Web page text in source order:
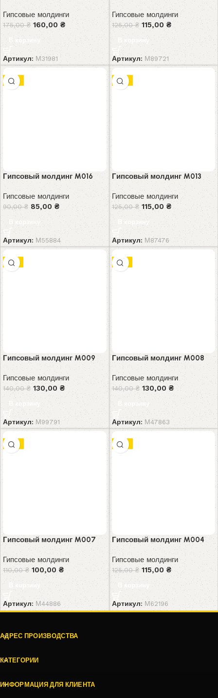
Гипсовые молдинги
175,00₴ 160,00₴
В корзину
Артикул: М31981
Гипсовые молдинги
125,00₴ 115,00₴
В корзину
Артикул: М89721
-6%
Гипсовый молдинг M016
Гипсовые молдинги
90,00₴ 85,00₴
В корзину
Артикул:М55884
-8%
Гипсовый молдинг M013
Гипсовые молдинги
125,00₴ 115,00 ₴
В корзину
Артикул: М87476
-7%
Гипсовый молдинг M009
Гипсовые молдинги
140,00₴ 130,00₴
В корзину
Артикул: М99791
-7%
Гипсовый молдинг M008
Гипсовые молдинги
140,00₴ 130,00₴
В корзину
Артикул:М47863
-9%
Гипсовый молдинг M007
Гипсовые молдинги
110,00₴ 100,00₴
В корзину
Артикул: М44886
-8%
Гипсовый молдинг M004
Гипсовые молдинги
125,00₴ 115,00₴
В корзину
Артикул:М62196
АДРЕС ПРОИЗВОДСТВА
КАТЕГОРИИ
ИНФОРМАЦИЯ ДЛЯ КЛИЕНТА